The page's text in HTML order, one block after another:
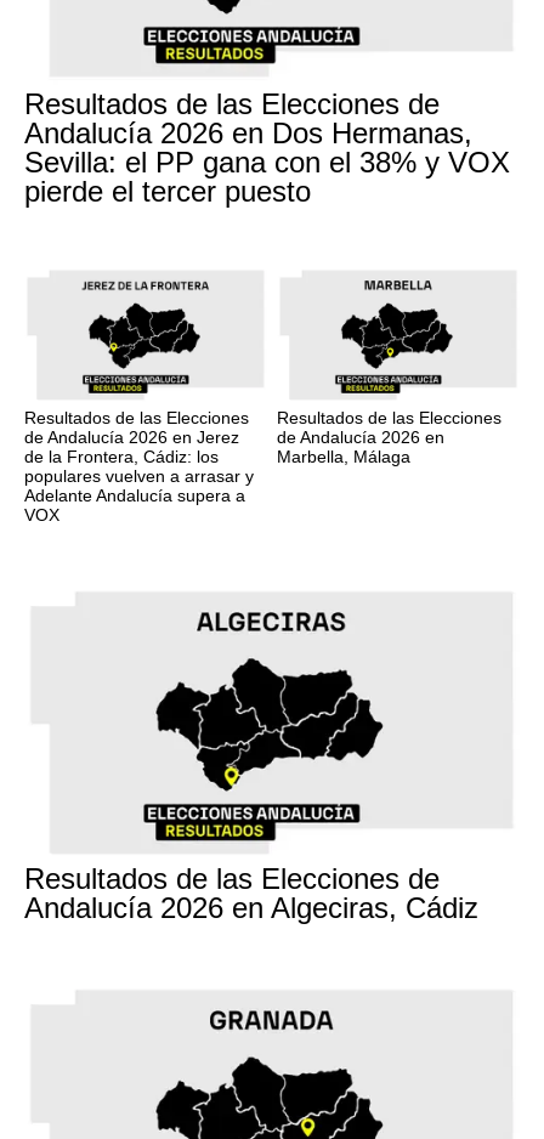
Resultados de las Elecciones de
Andalucía 2026 en Dos Hermanas,
Sevilla: el PP gana con el 38% y VOX
pierde el tercer puesto
Resultados de las Elecciones
de Andalucía 2026 en Jerez
de la Frontera, Cádiz: los
populares vuelven a arrasar y
Adelante Andalucía supera a
VOX
Resultados de las Elecciones
de Andalucía 2026 en
Marbella, Málaga
Resultados de las Elecciones de
Andalucía 2026 en Algeciras, Cádiz